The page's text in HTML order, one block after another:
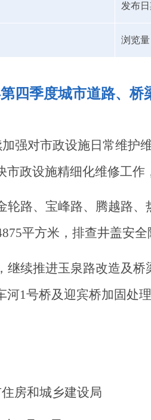
发布日
浏览量
四季度城市道路、
强对市政设施日常维护
政设施精细化维修工作
轮路、宝峰路、腾越路
平方米，排查井盖安全
继续推进玉泉路改造及
河1号桥及迎宾桥加固处理
房和城乡建设局